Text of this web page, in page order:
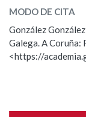
ESCOLLE
Propoño
MODO DE CITA
González
Galega. A Coruña:
<https://